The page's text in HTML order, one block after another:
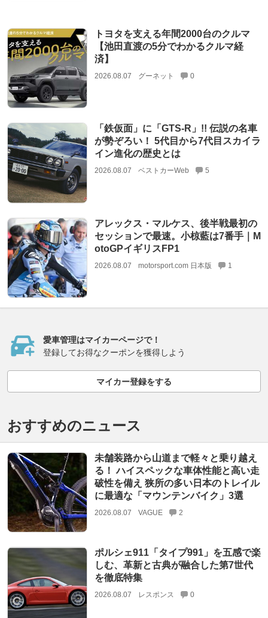
トヨタを支える年間2000台のクルマ
【池田直渡の5分でわかるクルマ経
済】
2026.08.07 グーネット 0
「鉄仮面」に「GTS-R」!! 伝説の名車
が勢ぞろい！ 5代目から7代目スカイラ
イン進化の歴史とは
2026.08.07 ベストカーWeb 5
アレックス・マルケス、後半戦最初の
セッションで最速。小椋藍は7番手｜M
otoGPイギリスFP1
2026.08.07 motorsport.com 日本版 1
愛車管理はマイカーページで！
登録してお得なクーポンを獲得しよう
マイカー登録をする
おすすめのニュース
未舗装路から山道まで軽々と乗り越え
る！ ハイスペックな車体性能と高い走
破性を備え 狭所の多い日本のトレイル
に最適な「マウンテンバイク」3選
2026.08.07 VAGUE 2
ポルシェ911「タイプ991」を五感で楽
しむ、革新と古典が融合した第7世代
を徹底特集
2026.08.07 レスポンス 0